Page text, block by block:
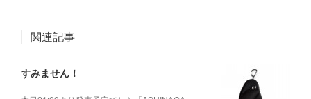
関連記事
すみません！